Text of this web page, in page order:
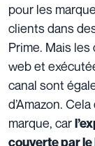
pour les
clients dans
Prime. Mais
web et
canal sont
d’Amazon.
marque, car
couverte par le